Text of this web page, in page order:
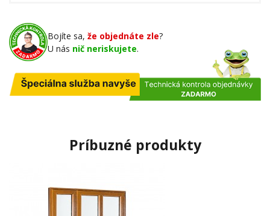
Bojíte sa, že objednáte zle?
U nás nič neriskujete.
Príbuzné produkty